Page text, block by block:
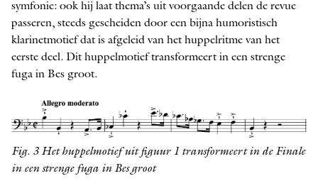
symfonie: ook hij laat thema’s uit voorgaande delen de revue
passeren, steeds gescheiden door een bijna humoristisch
klarinetmotief dat is afgeleid van het huppelritme van het
eerste deel. Dit huppelmotief transformeert in een strenge
fuga in Bes groot.
Fig. 3 Het huppelmotief uit figuur 1 transformeert in de Finale
in een strenge fuga in Bes groot